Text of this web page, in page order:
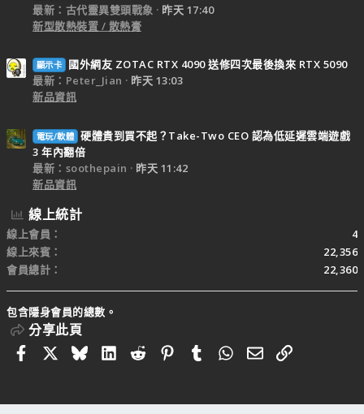
最新：古代靈異雙頭戰象
昨天 17:40
新型散熱裝置 / 散熱膏
顯示卡
國外網友 ZOTAC RTX 4090 送修四次最後換來 RTX 5090
最新：Peter_Jian
昨天 13:03
新品資訊
電玩/軟體 硬體貴到買不起？Take-Two CEO 認為低延遲雲端遊戲
3 年內翻倍
最新：soothepain
昨天 11:42
新品資訊
線上統計
線上會員
4
線上來賓
22,356
會員總計
22,360
包含隱身會員的總數。
分享此頁
FacebookBlueskyLinkedIn
RedditPinterestTumblrWhatsApp
電子郵件
連結